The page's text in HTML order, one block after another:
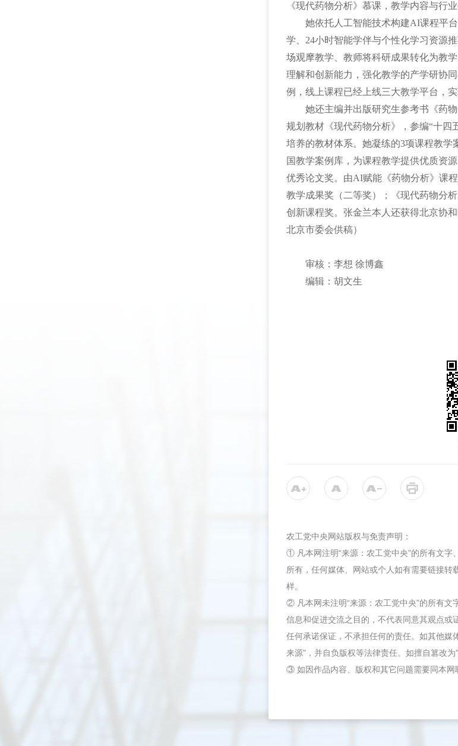
《现代药物分析》慕课，教学内容与行
她依托人工智能技术构建AI课程平
学、24小时智能学伴与个性化学习资源
场观摩教学、教师将科研成果转化为教
理解和创新能力，强化教学的产学研协
例，线上课程已经上线三大教学平台，
她还主编并出版研究生参考书《药
规划教材《现代药物分析》，参编“十四
培养的教材体系。她凝练的3项课程教
国教学案例库，为课程教学提供优质资
优秀论文奖。由AI赋能《药物分析》课
教学成果奖（二等奖）；《现代药物分
创新课程奖。张金兰本人还获得北京协
北京市委会供稿）
审核：李想 徐博鑫
编辑：胡文生
农工党中央网站版权与免责声明：
① 凡本网注明“来源：农工党中央”的所有文字
所有，任何媒体、网站或个人如有需要链接转
样。
② 凡本网未注明“来源：农工党中央”的所有文
信息和促进交流之目的，不代表同意其观点
任何承诺保证，不承担任何的责任。如其他
来源"，并自负版权等法律责任。如擅自篡改
③ 如因作品内容、版权和其它问题需要同本